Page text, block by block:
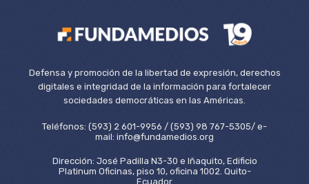
Defensa y promoción de la libertad de expresión, derechos
digitales e integridad de la información para fortalecer
sociedades democráticas en las Américas.
Teléfonos: (593) 2 601-9956 / (593) 98 767-5305/ e-
mail: info@fundamedios.org
Dirección: José Padilla N3-30 e Iñaquito, Edificio
Platinum Oficinas, piso 10, oficina 1002. Quito-
Ecuador